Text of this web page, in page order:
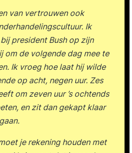
van vertrouwen ook
Ik
president Bush op zijn
om de volgende dag mee te
Ik vroeg hoe laat hij wilde
op acht, negen uur. Zes
om zeven uur ’s ochtends
en zit dan gekapt klaar
je rekening houden met